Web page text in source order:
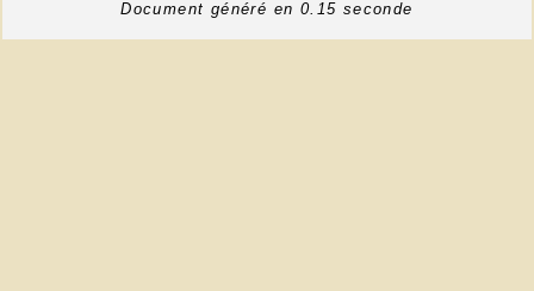
Document généré en 0.15 seconde